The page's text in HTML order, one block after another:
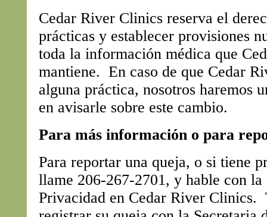
Cedar River Clinics reserva el
prácticas y establecer provisiones
toda la información médica que
mantiene. En caso de que Cedar
alguna práctica, nosotros haremos
en avisarle sobre este cambio.
Para más información o para
Para reportar una queja, o si tiene
llame 206-267-2701, y hable con
Privacidad en Cedar River Clinics.